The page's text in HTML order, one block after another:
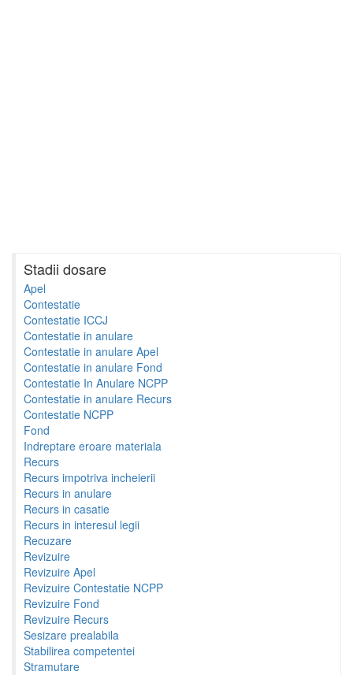
Stadii dosare
Apel
Contestatie
Contestatie ICCJ
Contestatie in anulare
Contestatie in anulare Apel
Contestatie in anulare Fond
Contestatie In Anulare NCPP
Contestatie in anulare Recurs
Contestatie NCPP
Fond
Indreptare eroare materiala
Recurs
Recurs impotriva incheierii
Recurs in anulare
Recurs in casatie
Recurs in interesul legii
Recuzare
Revizuire
Revizuire Apel
Revizuire Contestatie NCPP
Revizuire Fond
Revizuire Recurs
Sesizare prealabila
Stabilirea competentei
Stramutare